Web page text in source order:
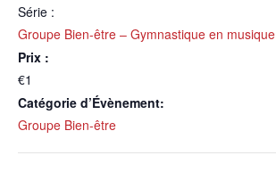
Série :
Groupe Bien-être – Gymnastique en musique
Prix :
€1
Catégorie d’Évènement:
Groupe Bien-être